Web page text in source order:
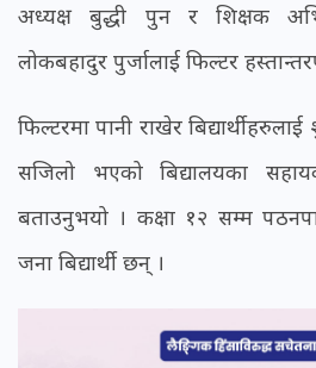
अध्यक्ष बुद्धी पुन र शिक्षक
लोकबहादुर पुर्जालाई फिल्टर
फिल्टरमा पानी राखेर
सजिलो भएको बिद्यालयका
बताउनुभयो । कक्षा १२ सम्म
जना बिद्यार्थी छन् ।